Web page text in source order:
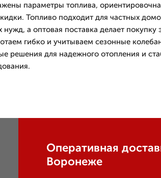
параметры топлива,
Топливо подходит для частных
нужд, а оптовая поставка делает покупку
гибко и учитываем сезонные
решения для надежного отопления и
Оперативная
Воронеже